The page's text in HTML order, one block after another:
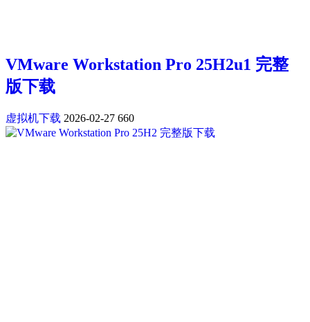
VMware Workstation Pro 25H2u1 完整
版下载
虚拟机下载 2026-02-27 660